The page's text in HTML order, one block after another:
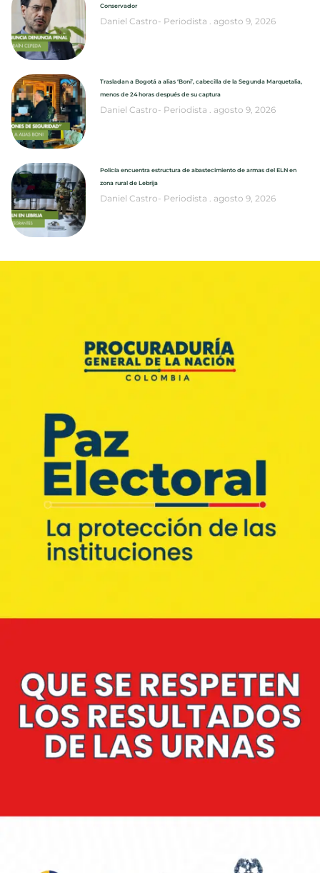
Conservador
Daniel Castro- Periodista agosto 9, 2026
Trasladan a Bogotá a alias ‘Boni’, cabecilla de la Segunda Marquetalia,
menos de 24 horas después de su captura
Daniel Castro- Periodista agosto 9, 2026
Policía encuentra estructura de abastecimiento de armas del ELN en
zona rural de Lebrija
Daniel Castro- Periodista agosto 9, 2026